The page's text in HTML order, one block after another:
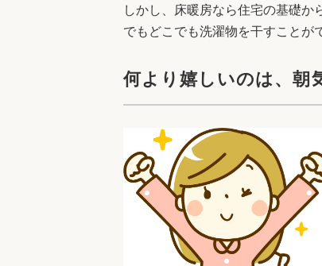
しかし、床暖房なら住宅の基礎
でもどこでも洗濯物を干すことが
何より嬉しいのは、朝